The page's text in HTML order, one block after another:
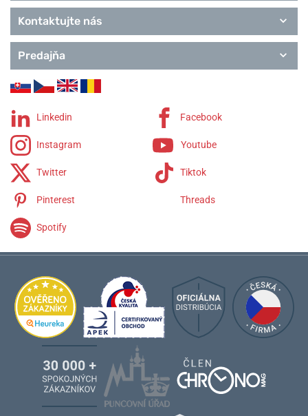
Kontaktujte nás
Predajňa
Linkedin Facebook
Instagram Youtube
Twitter Tiktok
Pinterest Threads
Spotify